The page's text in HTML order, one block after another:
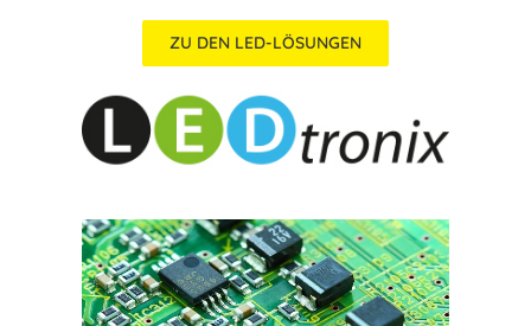
ZU DEN LED-LÖSUNGEN